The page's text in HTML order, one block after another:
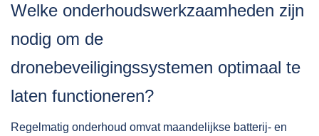
Welke onderhoudswerkzaamheden zijn
nodig om de
dronebeveiligingssystemen optimaal te
laten functioneren?
Regelmatig onderhoud omvat maandelijkse batterij- en